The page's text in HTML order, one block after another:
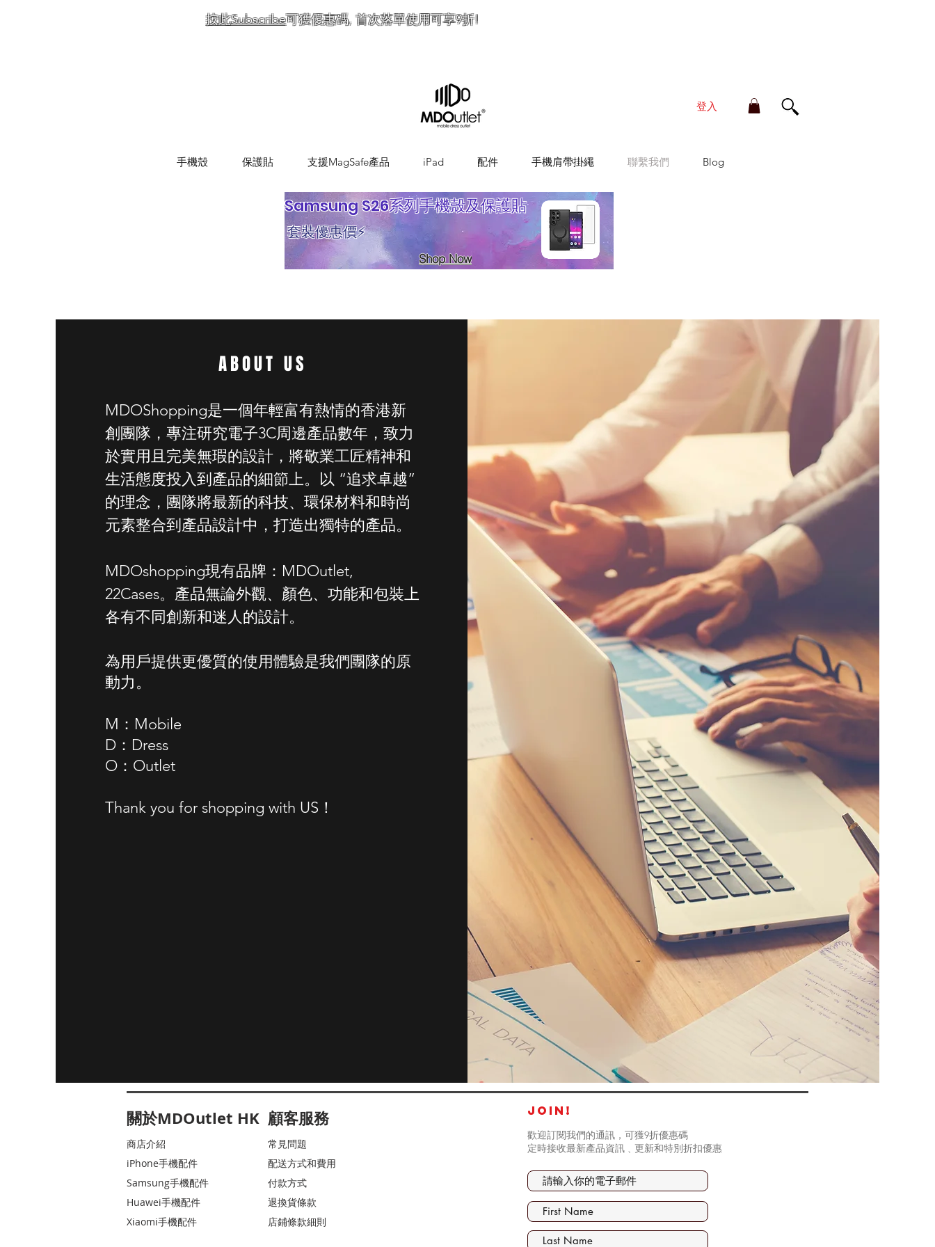
按此Subscribe可獲優惠碼, 首次落單使用可享9折!
登入
手機殼 保護貼 支援MagSafe產品 iPad 配件 手機肩帶掛繩 聯繫我們 Blog
Samsung S26系列手機殼及保護貼
套裝優惠價⚡
Shop Now
ABOUT US
MDOShopping是一個年輕富有熱情的香港新
創團隊，專注研究電子3C周邊產品數年， 致力
於實用且完美無瑕的設計，將敬業工匠精神和
生活態度投入到產品的細節上。以 “追求卓越”
的理念，團隊將最新的科技、環保材料和時尚
元素整合到產品設計中，打造出獨特的產品。
MDOshopping現有品牌：MDOutlet,
22Cases。產品無論外觀、顏色、功能和包裝上
各有不同創新和迷人的設計。
為用戶提供更優質的使用體驗是我們團隊的原
動力。
M：Mobile
D：Dress
​O：Outlet
​Thank you for shopping with US！
關於MDOutlet HK
商店介紹
iPhone手機配件
Samsung手機配件
Huawei手機配件
Xiaomi手機配件
顧客服務
常見問題
配送方式和費用
付款方式
退換貨條款
店鋪條款細則
JOIN!
歡迎訂閱我們的通訊，可獲9折優惠碼
定時接收最新產品資訊﹑更新和特別折扣優惠